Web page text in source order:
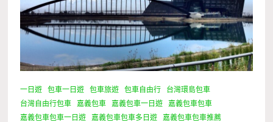
一日遊 包車一日遊 包車旅遊 包車自由行
台灣環島包車
台灣自由行包車
嘉義包車 嘉義包車一日遊
嘉義包車包車
嘉義包車包車一日遊
嘉義包車包車多日遊
嘉義包車包車推薦